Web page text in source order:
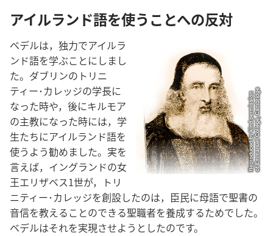
アイルランド​語​を​使う​こと​へ​の​反対
ベデル​は，独力​で​アイルラ
ンド​語​を​学ぶ​こと​に​し​まし​
た。ダブリン​の​トリニ
ティー​･​カレッジ​の​学長​に​
なっ​た​時​や，後​に​キルモア​
の​主教​に​なっ​た​時​に​は，学
生​たち​に​アイルランド​語​を​
使う​よう​勧め​まし​た。実​を​
言え​ば，イングランド​の​女
王​エリザベス​1​世​が，トリ
ニティー​･​カレッジ​を​創設​し​た​の​は，臣民​に​母語​で​聖書​の​
音信​を​教える​こと​の​できる​聖職​者​を​養成​する​ため​でし​た。
ベデル​は​それ​を​実現​さ​せ​よう​と​し​た​の​です。